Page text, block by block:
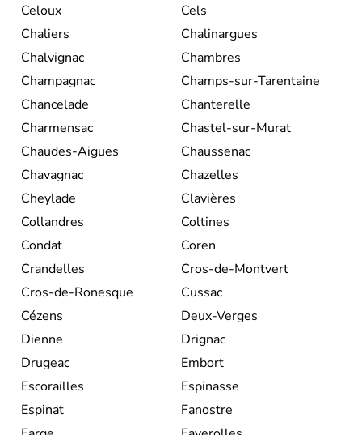
Celoux
Cels
Chaliers
Chalinargues
Chalvignac
Chambres
Champagnac
Champs-sur-Tarentaine
Chancelade
Chanterelle
Charmensac
Chastel-sur-Murat
Chaudes-Aigues
Chaussenac
Chavagnac
Chazelles
Cheylade
Clavières
Collandres
Coltines
Condat
Coren
Crandelles
Cros-de-Montvert
Cros-de-Ronesque
Cussac
Cézens
Deux-Verges
Dienne
Drignac
Drugeac
Embort
Escorailles
Espinasse
Espinat
Fanostre